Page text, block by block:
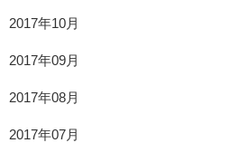
2017年10月
2017年09月
2017年08月
2017年07月